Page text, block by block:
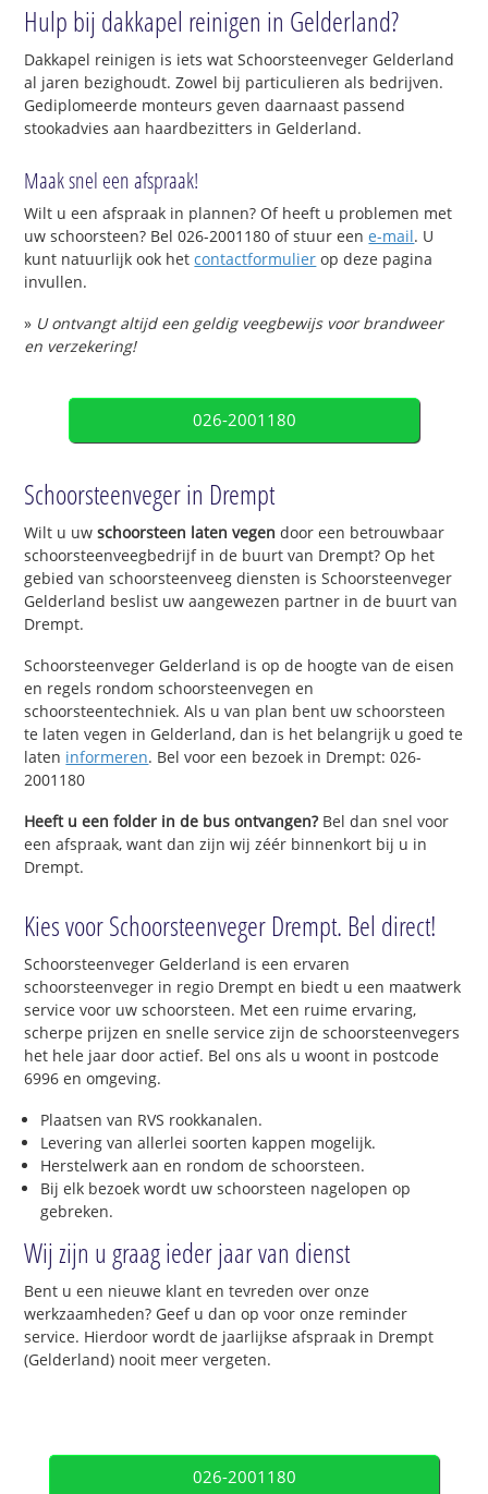
Hulp bij dakkapel reinigen in Gelderland?
Dakkapel reinigen is iets wat Schoorsteenveger Gelderland
al jaren bezighoudt. Zowel bij particulieren als bedrijven.
Gediplomeerde monteurs geven daarnaast passend
stookadvies aan haardbezitters in Gelderland.
Maak snel een afspraak!
Wilt u een afspraak in plannen? Of heeft u problemen met
uw schoorsteen? Bel 026-2001180 of stuur eene-mail. U
kunt natuurlijk ook hetcontactformulier op deze pagina
invullen.
» U ontvangt altijd een geldig veegbewijs voor brandweer
en verzekering!
026-2001180
Schoorsteenveger in Drempt
Wilt u uwschoorsteen laten vegen door een betrouwbaar
schoorsteenveegbedrijf in de buurt van Drempt? Op het
gebied van schoorsteenveeg diensten is Schoorsteenveger
Gelderland beslist uw aangewezen partner in de buurt van
Drempt.
Schoorsteenveger Gelderland is op de hoogte van de eisen
en regels rondom schoorsteenvegen en
schoorsteentechniek. Als u van plan bent uw schoorsteen
te laten vegen in Gelderland, dan is het belangrijk u goed te
laten informeren. Bel voor een bezoek in Drempt: 026-
2001180
Heeft u een folder in de bus ontvangen?Bel dan snel voor
een afspraak, want dan zijn wij zéér binnenkort bij u in
Drempt.
Kies voor Schoorsteenveger Drempt. Bel direct!
Schoorsteenveger Gelderland is een ervaren
schoorsteenveger in regio Drempt en biedt u een maatwerk
service voor uw schoorsteen. Met een ruime ervaring,
scherpe prijzen en snelle service zijn de schoorsteenvegers
het hele jaar door actief. Bel ons als u woont in postcode
6996 en omgeving.
Plaatsen van RVS rookkanalen.
Levering van allerlei soorten kappen mogelijk.
Herstelwerk aan en rondom de schoorsteen.
Bij elk bezoek wordt uw schoorsteen nagelopen op
gebreken.
Wij zijn u graag ieder jaar van dienst
Bent u een nieuwe klant en tevreden over onze
werkzaamheden? Geef u dan op voor onze reminder
service. Hierdoor wordt de jaarlijkse afspraak in Drempt
(Gelderland) nooit meer vergeten.
026-2001180